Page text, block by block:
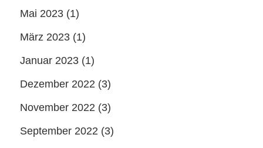
Mai 2023 (1)
März 2023 (1)
Januar 2023 (1)
Dezember 2022 (3)
November 2022 (3)
September 2022 (3)